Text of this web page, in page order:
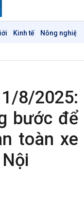
Kinh tế Nông nghiệp
8/2025:
bước để
toàn xe